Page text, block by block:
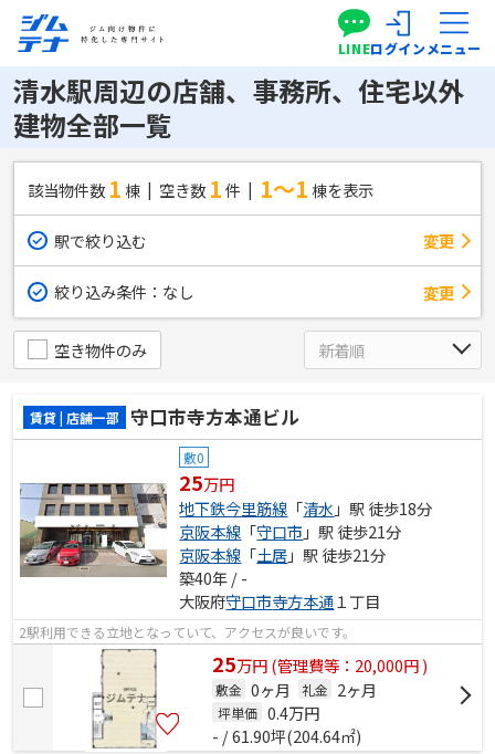
LINEログインメニュー
清水駅周辺の店舗、事務所、住宅以外
建物全部一覧
該当物件数 1棟 空き数 1件 1～1棟を表示
駅で絞り込む 変更
絞り込み条件： なし 変更
空き物件のみ
賃貸 | 店舗一部 守口市寺方本通ビル
敷0
25万円
地下鉄今里筋線 「清水 」駅 徒歩18分
京阪本線 「守口市 」駅 徒歩21分
京阪本線 「土居」駅 徒歩21分
築40年 / -
大阪府守口市寺方本通１丁目
2駅利用できる立地となっていて、アクセスが良いです。
25万円(管理費等：20,000円 )
敷金 0ヶ月 礼金 2ヶ月
坪単価 0.4万円
- / 61.90坪(204.64㎡)